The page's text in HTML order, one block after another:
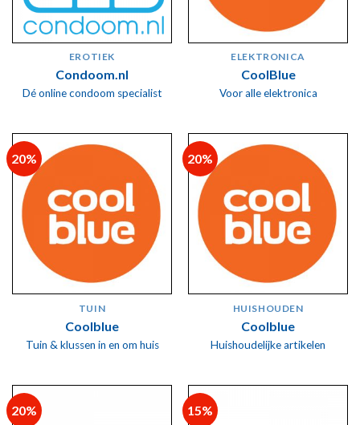
EROTIEK
Condoom.nl
Dé online condoom specialist
ELEKTRONICA
CoolBlue
Voor alle elektronica
20%
TUIN
Coolblue
Tuin & klussen in en om huis
20%
HUISHOUDEN
Coolblue
Huishoudelijke artikelen
20% 15%